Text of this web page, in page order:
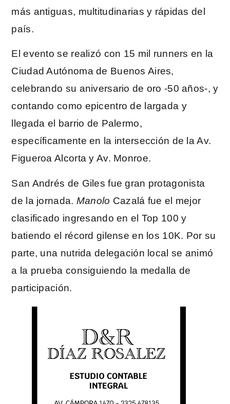
más antiguas, multitudinarias y rápidas del
país.
El evento se realizó con 15 mil runners en la
Ciudad Autónoma de Buenos Aires,
celebrando su aniversario de oro -50 años-, y
contando como epicentro de largada y
llegada el barrio de Palermo,
específicamente en la intersección de la Av.
Figueroa Alcorta y Av. Monroe.
San Andrés de Giles fue gran protagonista
de la jornada. Manolo Cazalá fue el mejor
clasificado ingresando en el Top 100 y
batiendo el récord gilense en los 10K. Por su
parte, una nutrida delegación local se animó
a la prueba consiguiendo la medalla de
participación.